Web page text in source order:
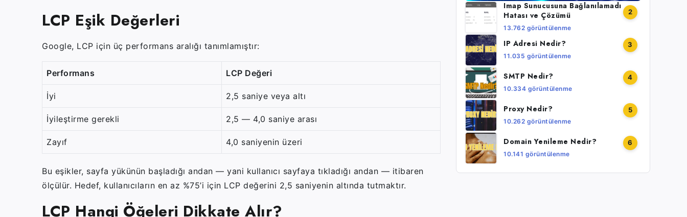
LCP Eşik Değerleri
Google, LCP için üç performans aralığı tanımlamıştır:
Performans LCP Değeri
İyi 2,5 saniye veya altı
İyileştirme gerekli 2,5 — 4,0 saniye arası
Zayıf 4,0 saniyenin üzeri
Bu eşikler, sayfa yükünün başladığı andan — yani kullanıcı sayfaya tıkladığı andan — itibaren
ölçülür. Hedef, kullanıcıların en az %75’i için LCP değerini 2,5 saniyenin altında tutmaktır.
LCP Hangi Öğeleri Dikkate Alır?
2
Imap Sunucusuna Bağlanılamadı
Hatası ve Çözümü
13.762 görüntülenme
3
IP Adresi Nedir?
11.035 görüntülenme
4
SMTP Nedir?
10.334 görüntülenme
5
Proxy Nedir?
10.262 görüntülenme
6
Domain Yenileme Nedir?
10.141 görüntülenme